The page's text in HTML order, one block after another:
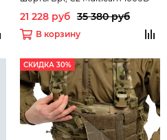
ТРИАДА-ТКО
21 228 руб 35 380 руб
В корзину
СКИДКА 30%